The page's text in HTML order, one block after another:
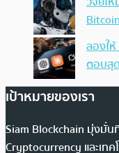
ลองใ
ตอบสุ
เป้าหมายของเรา
Siam Blockchain มุ่งมั่น
Cryptocurrency และเท